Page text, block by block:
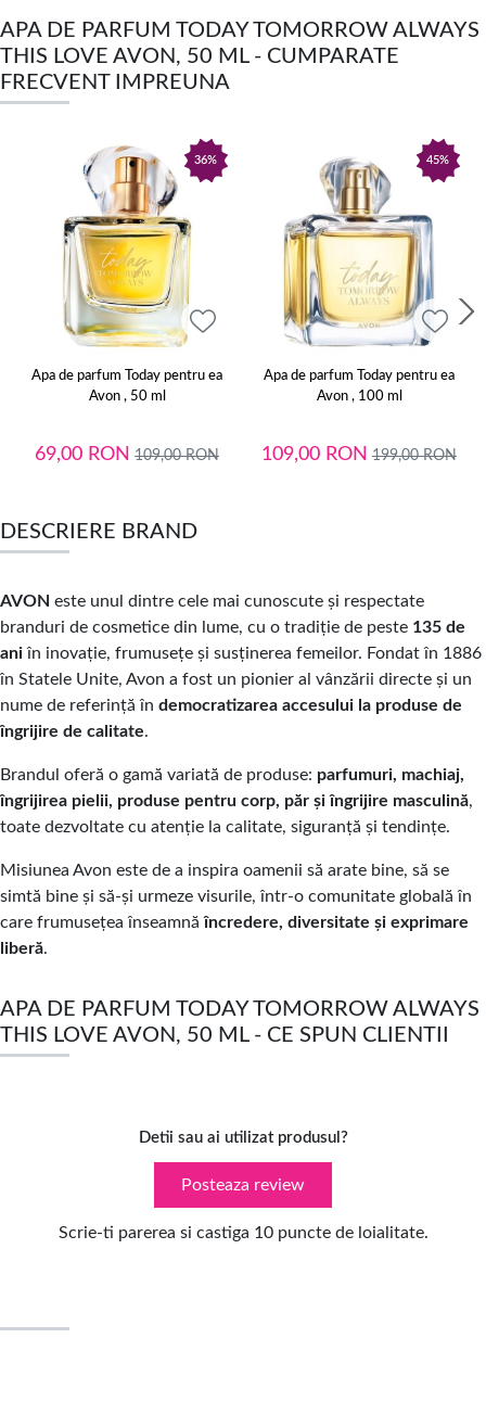
APA DE PARFUM TODAY TOMORROW ALWAYS
THIS LOVE AVON, 50 ML - CUMPARATE
FRECVENT IMPREUNA
36%
Apa de parfum Today pentru ea
Avon , 50 ml
69,00 RON 109,00RON
45%
Apa de parfum Today pentru ea
Avon , 100 ml
109,00 RON 199,00RON
DESCRIERE BRAND
AVON este unul dintre cele mai cunoscute și respectate
branduri de cosmetice din lume, cu o tradiție de peste 135 de
aniîn inovație, frumusețe și susținerea femeilor. Fondat în 1886
în Statele Unite, Avon a fost un pionier al vânzării directe și un
nume de referință în democratizarea accesului la produse de
îngrijire de calitate.
Brandul oferă o gamă variată de produse: parfumuri, machiaj,
îngrijirea pielii, produse pentru corp, păr și îngrijire masculină,
toate dezvoltate cu atenție la calitate, siguranță și tendințe.
Misiunea Avon este de a inspira oamenii să arate bine, să se
simtă bine și să-și urmeze visurile, într-o comunitate globală în
care frumusețea înseamnăîncredere, diversitate și exprimare
liberă.
APA DE PARFUM TODAY TOMORROW ALWAYS
THIS LOVE AVON, 50 ML - CE SPUN CLIENTII
Detii sau ai utilizat produsul?
Posteaza review
Scrie-ti parerea si castiga 10 puncte de loialitate.